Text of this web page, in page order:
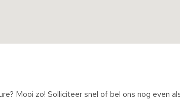
Mooi zo! Solliciteer snel of bel ons nog even